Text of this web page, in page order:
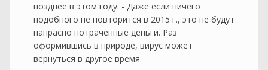
позднее в этом году. - Даже если ничего
подобного не повторится в 2015 г., это не будут
напрасно потраченные деньги. Раз
оформившись в природе, вирус может
вернуться в другое время.